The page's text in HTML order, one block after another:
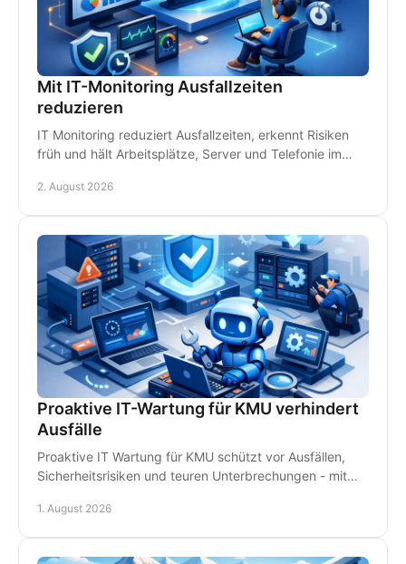
Mit IT-Monitoring Ausfallzeiten
reduzieren
IT Monitoring reduziert Ausfallzeiten, erkennt Risiken
früh und hält Arbeitsplätze, Server und Telefonie im
2. August 2026
Proaktive IT-Wartung für KMU verhindert
Ausfälle
Proaktive IT Wartung für KMU schützt vor Ausfällen,
Sicherheitsrisiken und teuren Unterbrechungen - mit
1. August 2026